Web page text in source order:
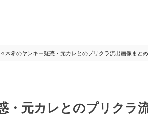
木希のヤンキー疑惑・元カレとのプリクラ流出画像まとめ
・元カレとのプリクラ